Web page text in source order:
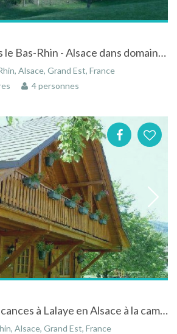
Gîte à Fouchy dans le Bas-Rhin - Alsace dans domaine avec piscine
Alsace, Grand Est, France
4 personnes
Chalet pour vos vacances à Lalaye en Alsace à la campagne
Alsace, Grand Est, France